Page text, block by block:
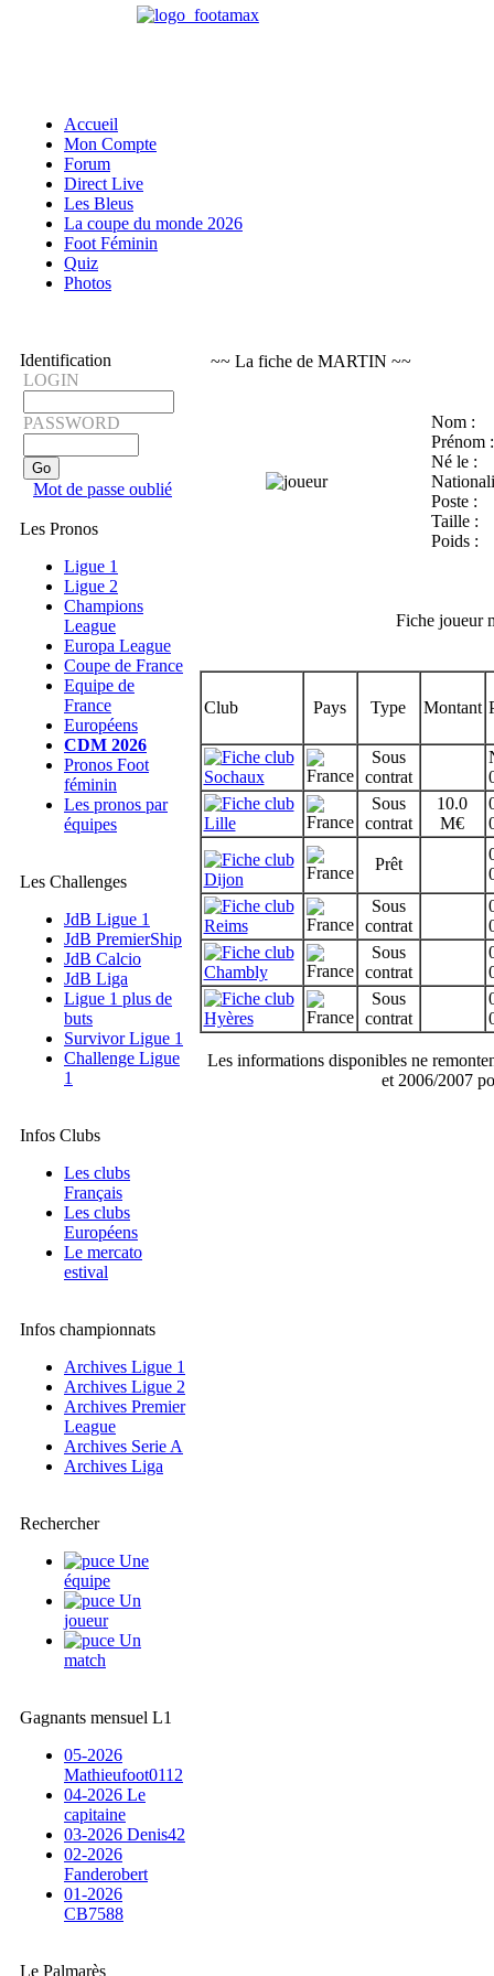
Accueil
Mon Compte
Forum
Direct Live
Les Bleus
La coupe du monde 2026
Foot Féminin
Quiz
Photos
Identification
LOGIN
PASSWORD
Mot de passe oublié
Les Pronos
Ligue 1
Ligue 2
Champions
League
Europa League
Coupe de France
Equipe de
France
Européens
CDM 2026
Pronos Foot
féminin
Les pronos par
équipes
Les Challenges
JdB Ligue 1
JdB PremierShip
JdB Calcio
JdB Liga
Ligue 1 plus de
buts
Survivor Ligue 1
Challenge Ligue
1
Infos Clubs
Les clubs
Français
Les clubs
Européens
Le mercato
estival
Infos championnats
Archives Ligue 1
Archives Ligue 2
Archives Premier
League
Archives Serie A
Archives Liga
Rechercher
Une
équipe
Un
joueur
Un
match
Gagnants mensuel L1
05-2026
Mathieufoot0112
04-2026 Le
capitaine
03-2026 Denis42
02-2026
Fanderobert
01-2026
CB7588
Le Palmarès
~~ La fiche de MARTIN ~~
Nom :
Prénom :
Né le :
Poste :
Taille :
Poids :
Fiche joueur
Club Pays Type Montant
Sochaux
Sous
contrat
Lille
Sous
contrat
10.0
M€
Dijon
Prêt
Reims
Sous
contrat
Chambly
Sous
contrat
Hyères
Sous
contrat
Les informations disponibles ne
et 2006/2007